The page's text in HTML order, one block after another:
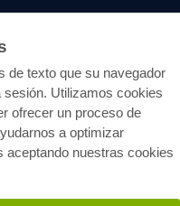
de texto que su navegador
sesión. Utilizamos cookies
ofrecer un proceso de
a optimizar
aceptando nuestras cookies